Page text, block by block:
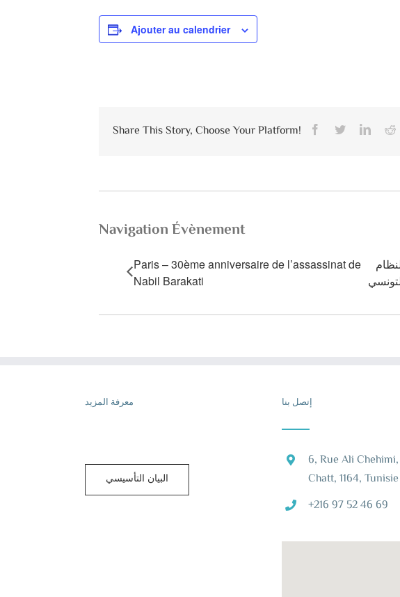
Ajouter au calendrier
Share This Story, Choose Your Platform! Facebook
Twitter
Navigation Évènement
Paris – 30ème anniversaire de l’assassinat de
Nabil Barakati
معرفة المزيد
البيان التأسيسي
إتصل بنا
6, Rue Ali
Chatt, 1164, Tunisie
+216 97 52 46 69